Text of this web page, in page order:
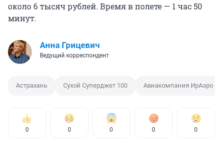
около 6 тысяч рублей. Время в полете — 1 час 50
минут.
Анна Грицевич
Ведущий корреспондент
Астрахань Сухой Суперджет 100 Авиакомпания ИрАэро
0 0 0 0 0